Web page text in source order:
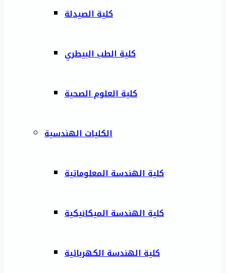
كلية الصيدلة
كلية الطب البيطري
كلية العلوم الصحية
الكليات الهندسية
كلية الهندسة المعلوماتية
كلية الهندسة الميكانيكية
كلية الهندسة الكهربائية